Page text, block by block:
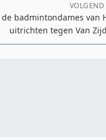
badmintondames van
uitrichten tegen Van